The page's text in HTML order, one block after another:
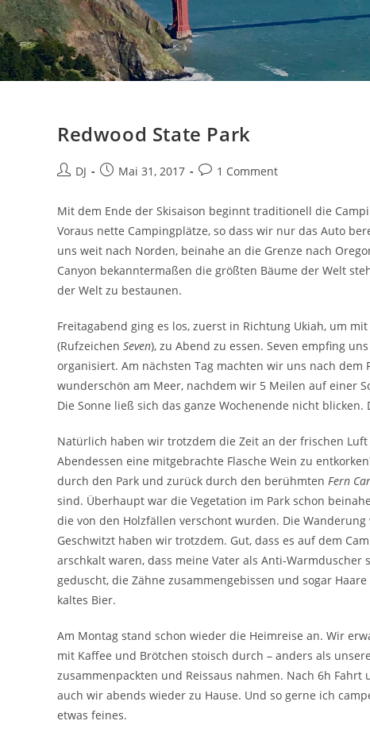
Redwood State Park
Beitrags-
DJ
BeitragMai 31, 2017
Beitrags-
1 Comment
Mit dem Ende der Skisaison beginnt traditionell die
Voraus nette Campingplätze, so dass wir nur das Auto
uns weit nach Norden, beinahe an die Grenze nach
Canyon bekanntermaßen die größten Bäume der Welt
der Welt zu bestaunen.
Freitagabend ging es los, zuerst in Richtung Ukiah, um
(Rufzeichen Seven), zu Abend zu essen. Seven empfing
organisiert. Am nächsten Tag machten wir uns nach
wunderschön am Meer, nachdem wir 5 Meilen auf einer
Die Sonne ließ sich das ganze Wochenende nicht
Natürlich haben wir trotzdem die Zeit an der frischen
Abendessen eine mitgebrachte Flasche Wein zu
durch den Park und zurück durch den berühmten Fern
sind. Überhaupt war die Vegetation im Park schon
die von den Holzfällen verschont wurden. Die
Geschwitzt haben wir trotzdem. Gut, dass es auf dem
arschkalt waren, dass meine Vater als Anti-
geduscht, die Zähne zusammengebissen und sogar
kaltes Bier.
Am Montag stand schon wieder die Heimreise an. Wir
mit Kaffee und Brötchen stoisch durch – anders als
zusammenpackten und Reissaus nahmen. Nach 6h
auch wir abends wieder zu Hause. Und so gerne ich
etwas feines.